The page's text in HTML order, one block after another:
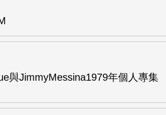
與JimmyMessina1979年個人專集